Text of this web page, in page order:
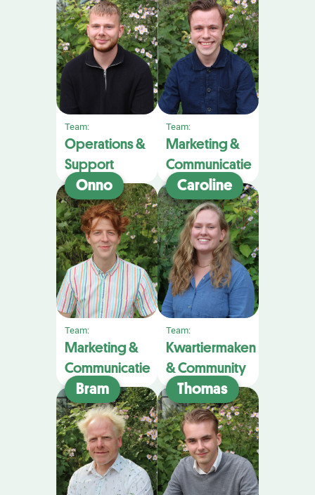
Team:
Operations &
Support
Team:
Marketing &
Communicatie
Onno
Team:
Marketing &
Communicatie
Caroline
Team:
Kwartiermaken
& Community
Bram Thomas